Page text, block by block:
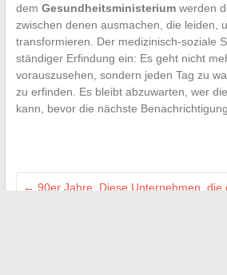
dem Gesundheitsministeriumwerden
zwischen denen ausmachen, die leiden,
transformieren. Der medizinisch-soziale
ständiger Erfindung ein: Es geht nicht
vorauszusehen, sondern jeden Tag zu
zu erfinden. Es bleibt abzuwarten, wer
kann, bevor die nächste
← 90er Jahre: Diese Unternehmen, die